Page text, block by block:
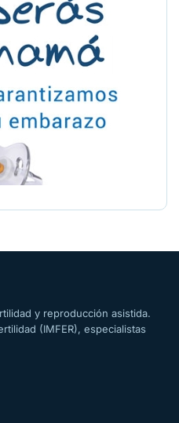
y reproducción asistida.
(IMFER), especialistas